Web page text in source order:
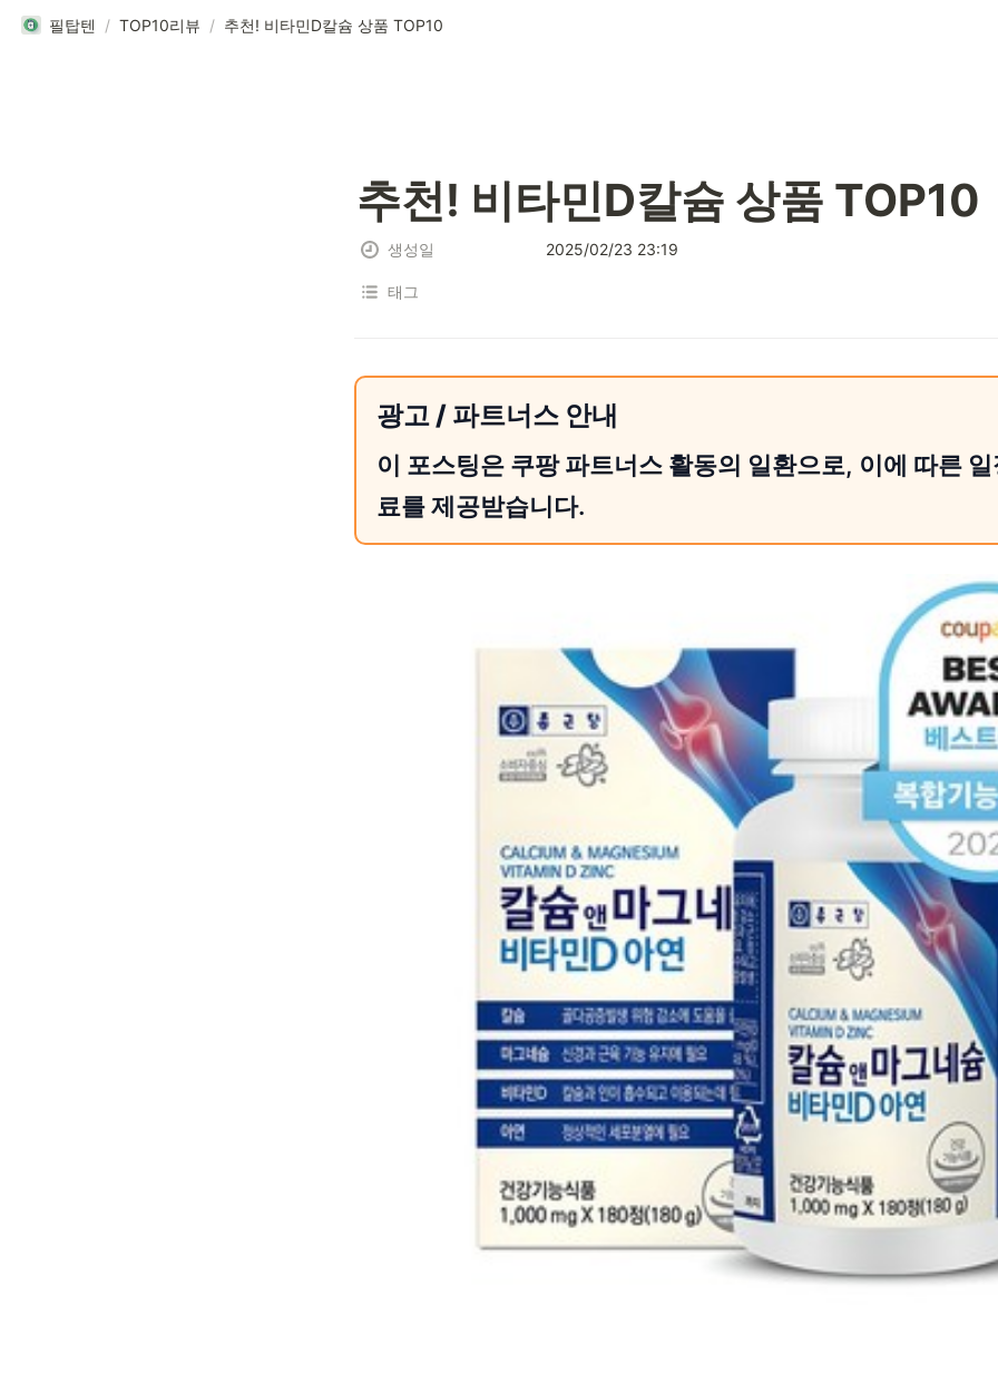
필탑텐 / TOP10리뷰 / 추천! 비타민D칼슘 상품 TOP10
추천! 비타민D칼슘 상품 TOP10
생성일 2025/02/23 23:19
태그
광고 / 파트너스 안내
이 포스팅은 쿠팡 파트너스 활동의 일환으로, 이에 따른
료를 제공받습니다.